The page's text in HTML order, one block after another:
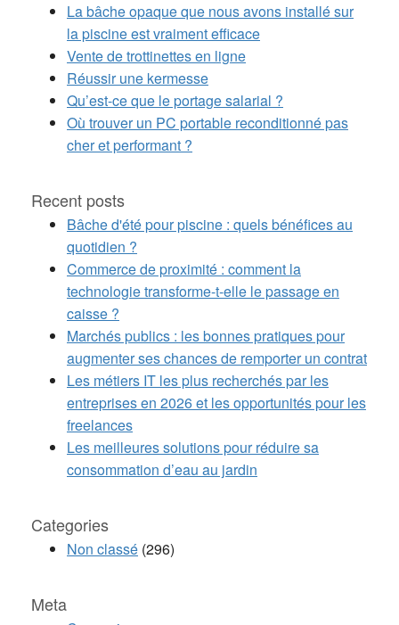
La bâche opaque que nous avons installé sur
la piscine est vraiment efficace
Vente de trottinettes en ligne
Réussir une kermesse
Qu’est-ce que le portage salarial ?
Où trouver un PC portable reconditionné pas
cher et performant ?
Recent posts
Bâche d'été pour piscine : quels bénéfices au
quotidien ?
Commerce de proximité : comment la
technologie transforme-t-elle le passage en
caisse ?
Marchés publics : les bonnes pratiques pour
augmenter ses chances de remporter un contrat
Les métiers IT les plus recherchés par les
entreprises en 2026 et les opportunités pour les
freelances
Les meilleures solutions pour réduire sa
consommation d’eau au jardin
Categories
Non classé (296)
Meta